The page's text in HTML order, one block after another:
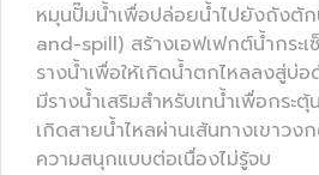
หมุนปั๊มน้ำเพื่อปล่อยน้ำไปยังถังตั
and-spill) สร้างเอฟเฟกต์น้ำกระ
รางน้ำเพื่อให้เกิดน้ำตกไหลลงสู่บ่
มีรางน้ำเสริมสำหรับเทน้ำเพื่อกระ
เกิดสายน้ำไหลผ่านเส้นทางเขาว
ความสนุกแบบต่อเนื่องไม่รู้จบ